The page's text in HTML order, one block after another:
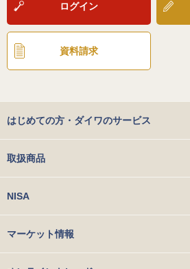
ログイン
資料請求
はじめての方・ダイワのサービス
取扱商品
NISA
マーケット情報